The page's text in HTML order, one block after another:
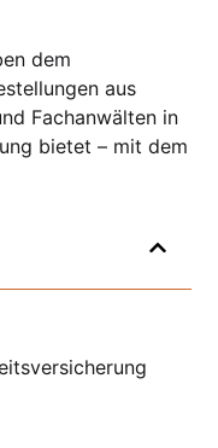
dem
aus
Fachanwälten in
bietet – mit dem